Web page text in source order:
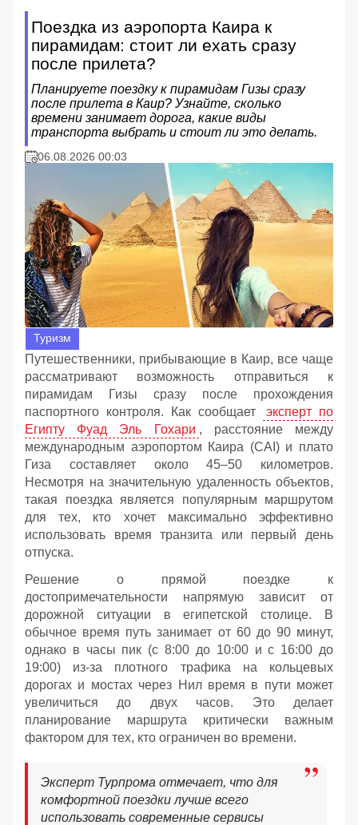
Поездка из аэропорта Каира к
пирамидам: стоит ли ехать сразу
после прилета?
Планируете поездку к пирамидам Гизы сразу
после прилета в Каир? Узнайте, сколько
времени занимает дорога, какие виды
транспорта выбрать и стоит ли это делать.
06.08.2026 00:03
Туризм
Путешественники, прибывающие в Каир, все чаще
рассматривают возможность отправиться к
пирамидам Гизы сразу после прохождения
паспортного контроля. Как сообщает
эксперт по
Египту Фуад Эль Гохари , расстояние между
международным аэропортом Каира (CAI) и плато
Гиза составляет около 45–50 километров.
Несмотря на значительную удаленность объектов,
такая поездка является популярным маршрутом
для тех, кто хочет максимально эффективно
использовать время транзита или первый день
отпуска.
Решение о прямой поездке к
достопримечательности напрямую зависит от
дорожной ситуации в египетской столице. В
обычное время путь занимает от 60 до 90 минут,
однако в часы пик (с 8:00 до 10:00 и с 16:00 до
19:00) из-за плотного трафика на кольцевых
дорогах и мостах через Нил время в пути может
увеличиться до двух часов. Это делает
планирование маршрута критически важным
фактором для тех, кто ограничен во времени.
Эксперт Турпрома отмечает, что для
комфортной поездки лучше всего
использовать современные сервисы